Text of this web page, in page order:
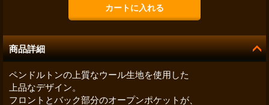
商品詳細
ペンドルトンの上質なウール生地を使用した
上品なデザイン。
フロントとバック部分のオープンポケットが、